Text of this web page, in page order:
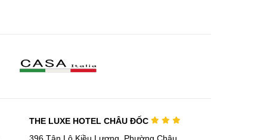
THE LUXE HOTEL CHÂU ĐỐC